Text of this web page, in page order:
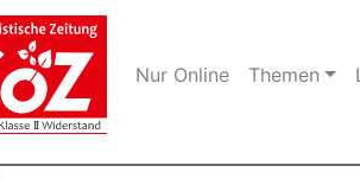
Nur Online Themen